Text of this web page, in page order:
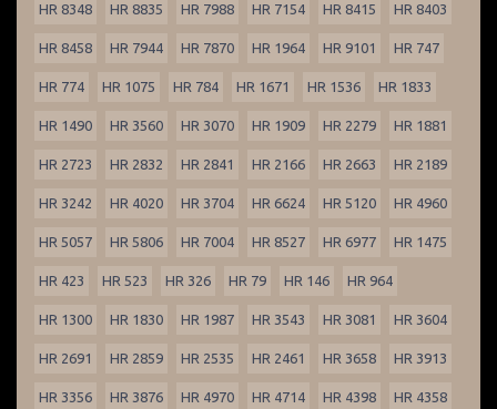
HR 8348 HR 8835 HR 7988 HR 7154 HR 8415 HR 8403
HR 8458 HR 7944 HR 7870 HR 1964 HR 9101 HR 747
HR 774 HR 1075 HR 784 HR 1671 HR 1536 HR 1833
HR 1490 HR 3560 HR 3070 HR 1909 HR 2279 HR 1881
HR 2723 HR 2832 HR 2841 HR 2166 HR 2663 HR 2189
HR 3242 HR 4020 HR 3704 HR 6624 HR 5120 HR 4960
HR 5057 HR 5806 HR 7004 HR 8527 HR 6977 HR 1475
HR 423 HR 523 HR 326 HR 79 HR 146 HR 964
HR 1300 HR 1830 HR 1987 HR 3543 HR 3081 HR 3604
HR 2691 HR 2859 HR 2535 HR 2461 HR 3658 HR 3913
HR 3356 HR 3876 HR 4970 HR 4714 HR 4398 HR 4358